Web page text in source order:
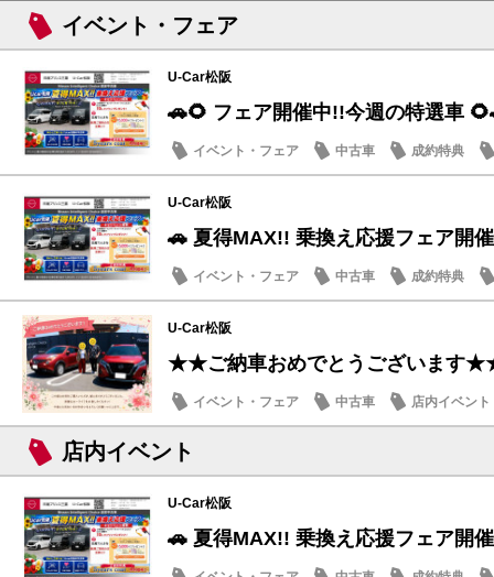
イベント・フェア
U-Car松阪
🚗🌻 フェア開催中!!今週の特選車
イベント・フェア 中古車 成約特典
U-Car松阪
🚗 夏得MAX!! 乗換え応援フェア開
イベント・フェア 中古車 成約特典
U-Car松阪
★★ご納車おめでとうございます
イベント・フェア 中古車 店内イベント
店内イベント
U-Car松阪
🚗 夏得MAX!! 乗換え応援フェア開